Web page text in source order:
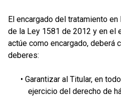
El encargado del tratamiento
de la Ley 1581 de 2012 y en el
actúe como encargado, deberá
deberes:
• Garantizar al Titular, en
ejercicio del derecho de